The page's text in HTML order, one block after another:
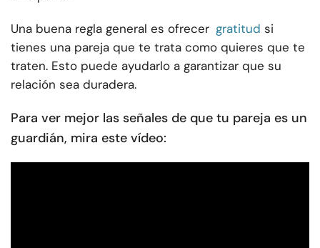
Una buena regla general es ofrecer gratitud si
tienes una pareja que te trata como quieres que te
traten. Esto puede ayudarlo a garantizar que su
relación sea duradera.
Para ver mejor las señales de que tu pareja es un
guardián, mira este vídeo: